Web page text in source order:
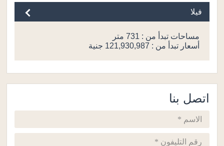
فيلا
مساحات تبدأ من : 731 متر
أسعار تبدأ من : 121,930,987 جنية
اتصل بنا